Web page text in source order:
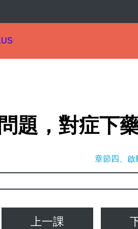
題，對症下
章節四、啟
上一課